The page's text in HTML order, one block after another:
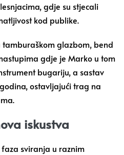
gdje su stjecali
kod publike.
tamburaškom glazbom, bend
gdje je Marko u tom
bugariju, a sastav
ostavljajući trag na
iskustva
sviranja u raznim